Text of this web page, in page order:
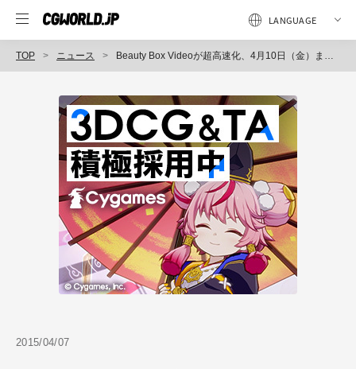
TOP ニュース Beauty Box Videoが超高速化、4月10日（金）まで新バージョンリリース記念の特別価格で提供中「Beauty Box Video 4」（フラッシュバックジャパン）
2015/04/07